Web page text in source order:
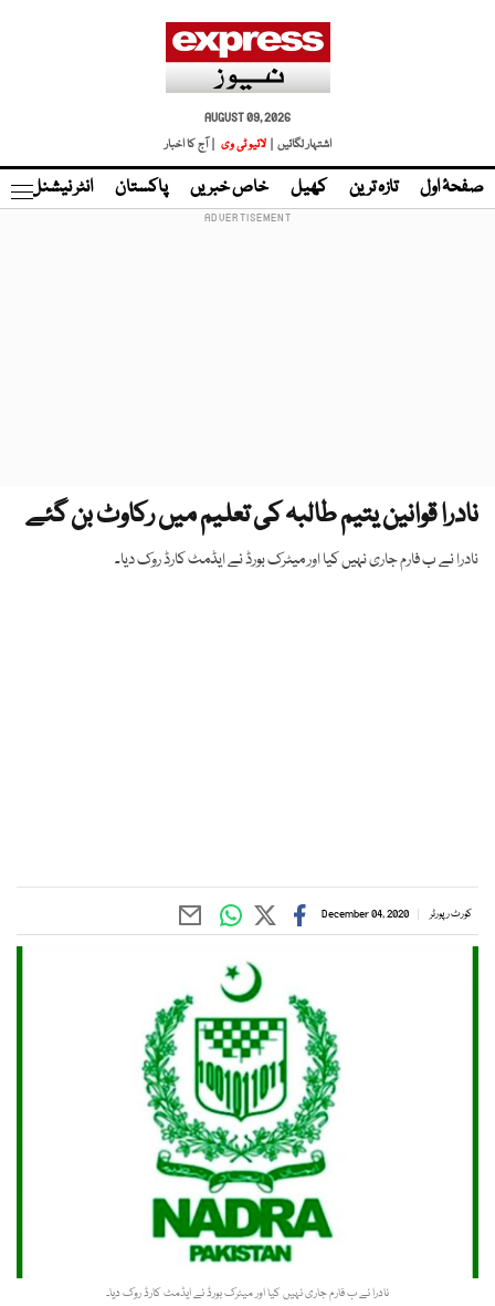
AUGUST 09, 2026
اشتہار لگائیں |
لائیو ٹی وی | آج کا اخبار
صفحۂ اول تازہ ترین کھیل خاص خبریں پاکستان انٹر نیشنل
نادرا قوانین یتیم طالبہ کی تعلیم میں رکاوٹ بن گئے
نادرا نے ب فارم جاری نہیں کیا اور میٹرک بورڈ نے ایڈمٹ کارڈ روک دیا۔
کورٹ رپورٹر December 04, 2020
نادرا نے ب فارم جاری نہیں کیا اور میٹرک بورڈ نے ایڈمٹ کارڈ روک دیا۔